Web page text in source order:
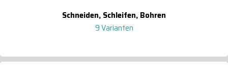
Schneiden, Schleifen, Bohren
9 Varianten